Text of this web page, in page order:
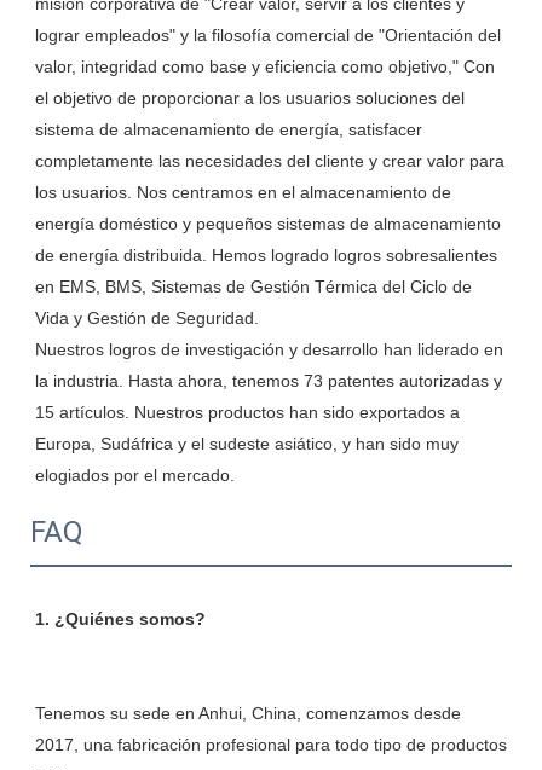
misión corporativa de "Crear valor, servir a los clientes y
lograr empleados" y la filosofía comercial de "Orientación del
valor, integridad como base y eficiencia como objetivo," Con
el objetivo de proporcionar a los usuarios soluciones del
sistema de almacenamiento de energía, satisfacer
completamente las necesidades del cliente y crear valor para
los usuarios. Nos centramos en el almacenamiento de
energía doméstico y pequeños sistemas de almacenamiento
de energía distribuida. Hemos logrado logros sobresalientes
en EMS, BMS, Sistemas de Gestión Térmica del Ciclo de
Vida y Gestión de Seguridad.
Nuestros logros de investigación y desarrollo han liderado en
la industria. Hasta ahora, tenemos 73 patentes autorizadas y
15 artículos. Nuestros productos han sido exportados a
Europa, Sudáfrica y el sudeste asiático, y han sido muy
FAQ
Tenemos su sede en Anhui, China, comenzamos desde
2017, una fabricación profesional para todo tipo de productos